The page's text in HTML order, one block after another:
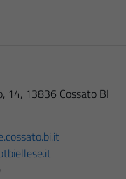
14, 13836 Cossato BI